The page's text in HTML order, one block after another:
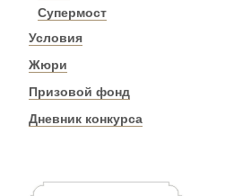
Супермост
Условия
Жюри
Призовой фонд
Дневник конкурса